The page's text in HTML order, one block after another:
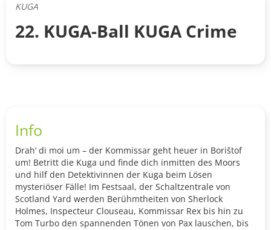
KUGA
22. KUGA-Ball KUGA Crime
Info
Drah‘ di moi um – der Kommissar geht heuer in Borištof
um! Betritt die Kuga und finde dich inmitten des Moors
und hilf den Detektivinnen der Kuga beim Lösen
mysteriöser Fälle! Im Festsaal, der Schaltzentrale von
Scotland Yard werden Berühmtheiten von Sherlock
Holmes, Inspecteur Clouseau, Kommissar Rex bis hin zu
Tom Turbo den spannenden Tönen von Pax lauschen, bis